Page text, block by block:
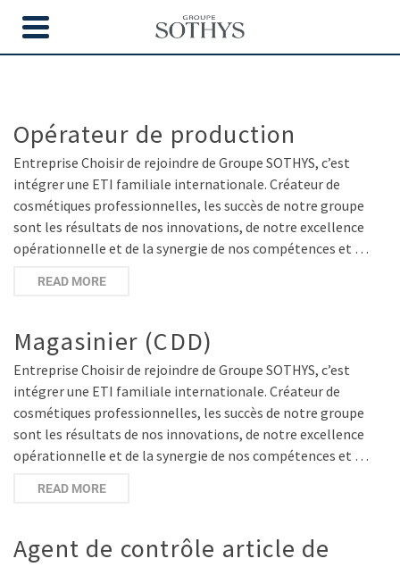
NON CLASSÉ
Opérateur de production
Entreprise Choisir de rejoindre de Groupe SOTHYS, c’est
intégrer une ETI familiale internationale. Créateur de
cosmétiques professionnelles, les succès de notre groupe
sont les résultats de nos innovations, de notre excellence
opérationnelle et de la synergie de nos compétences et …
READ MORE
Magasinier (CDD)
Entreprise Choisir de rejoindre de Groupe SOTHYS, c’est
intégrer une ETI familiale internationale. Créateur de
cosmétiques professionnelles, les succès de notre groupe
sont les résultats de nos innovations, de notre excellence
opérationnelle et de la synergie de nos compétences et …
READ MORE
Agent de contrôle article de